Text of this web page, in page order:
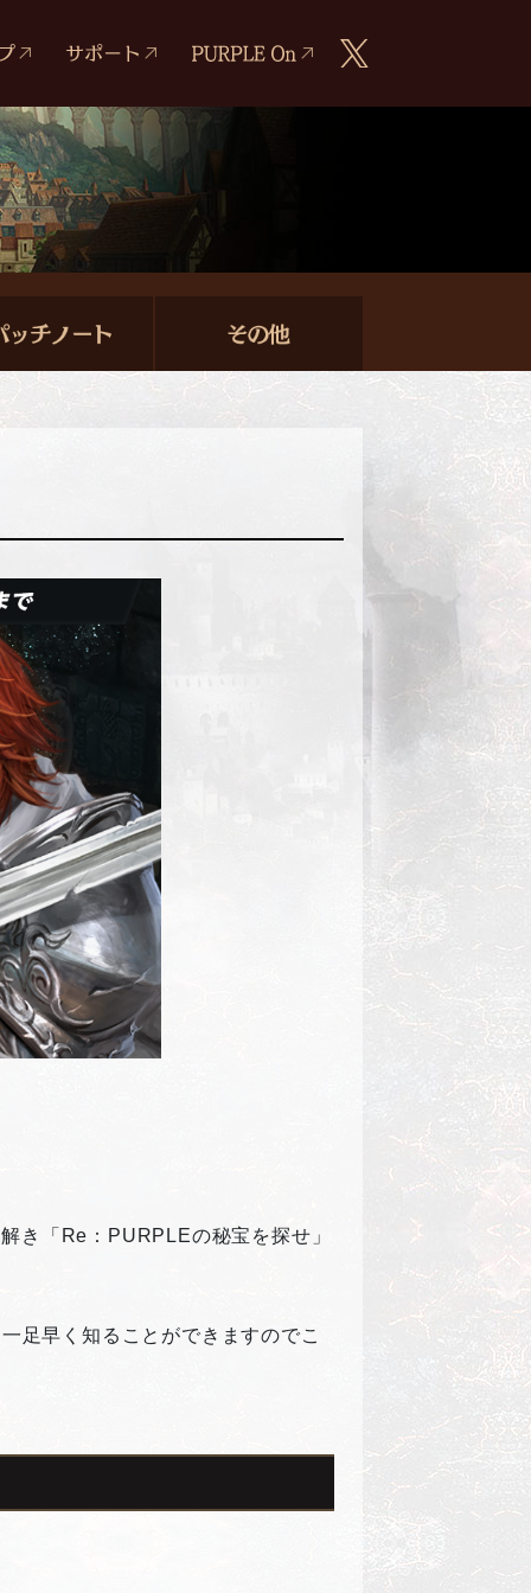
き「Re：PURPLEの秘宝を探せ」
足早く知ることができますのでこ